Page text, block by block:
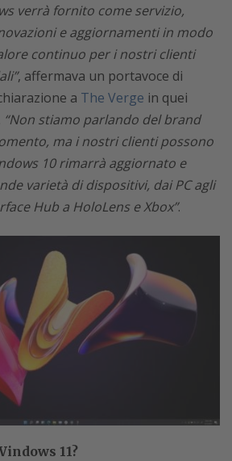
verrà fornito come servizio,
e aggiornamenti in modo
continuo per i nostri clienti
, affermava un portavoce di
a The Verge in quei
“Non stiamo parlando del brand
ma i nostri clienti possono
10 rimarrà aggiornato e
varietà di dispositivi, dai PC agli
Hub a HoloLens e Xbox”.
11?